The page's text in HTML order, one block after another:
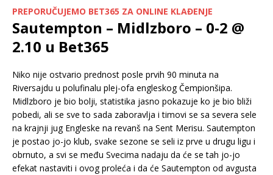
PREPORUČUJEMO BET365 ZA ONLINE KLAĐENJE
Sautempton – Midlzboro – 0-2 @
2.10 u Bet365
Niko nije ostvario prednost posle prvih 90 minuta na
Riversajdu u polufinalu plej-ofa engleskog Čempionšipa.
Midlzboro je bio bolji, statistika jasno pokazuje ko je bio bliži
pobedi, ali se sve to sada zaboravlja i timovi se sa severa sele
na krajnji jug Engleske na revanš na Sent Merisu. Sautempton
je postao jo-jo klub, svake sezone se seli iz prve u drugu ligu i
obrnuto, a svi se među Svecima nadaju da će se tah jo-jo
efekat nastaviti i ovog proleća i da će Sautempton od avgusta